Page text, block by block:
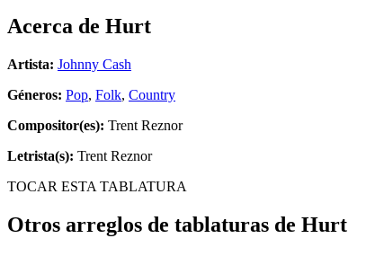
Acerca de Hurt
Artista: Johnny Cash
Géneros: Pop, Folk, Country
Compositor(es): Trent Reznor
Letrista(s): Trent Reznor
TOCAR ESTA TABLATURA
Otros arreglos de tablaturas de Hurt